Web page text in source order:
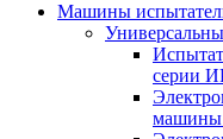
Машины
серии
машины